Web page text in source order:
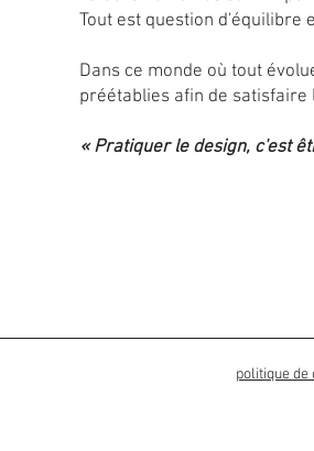
Tout est question d'équilibre
Dans ce monde où tout
préétablies afin de
« Pratiquer le design, c'est
politique